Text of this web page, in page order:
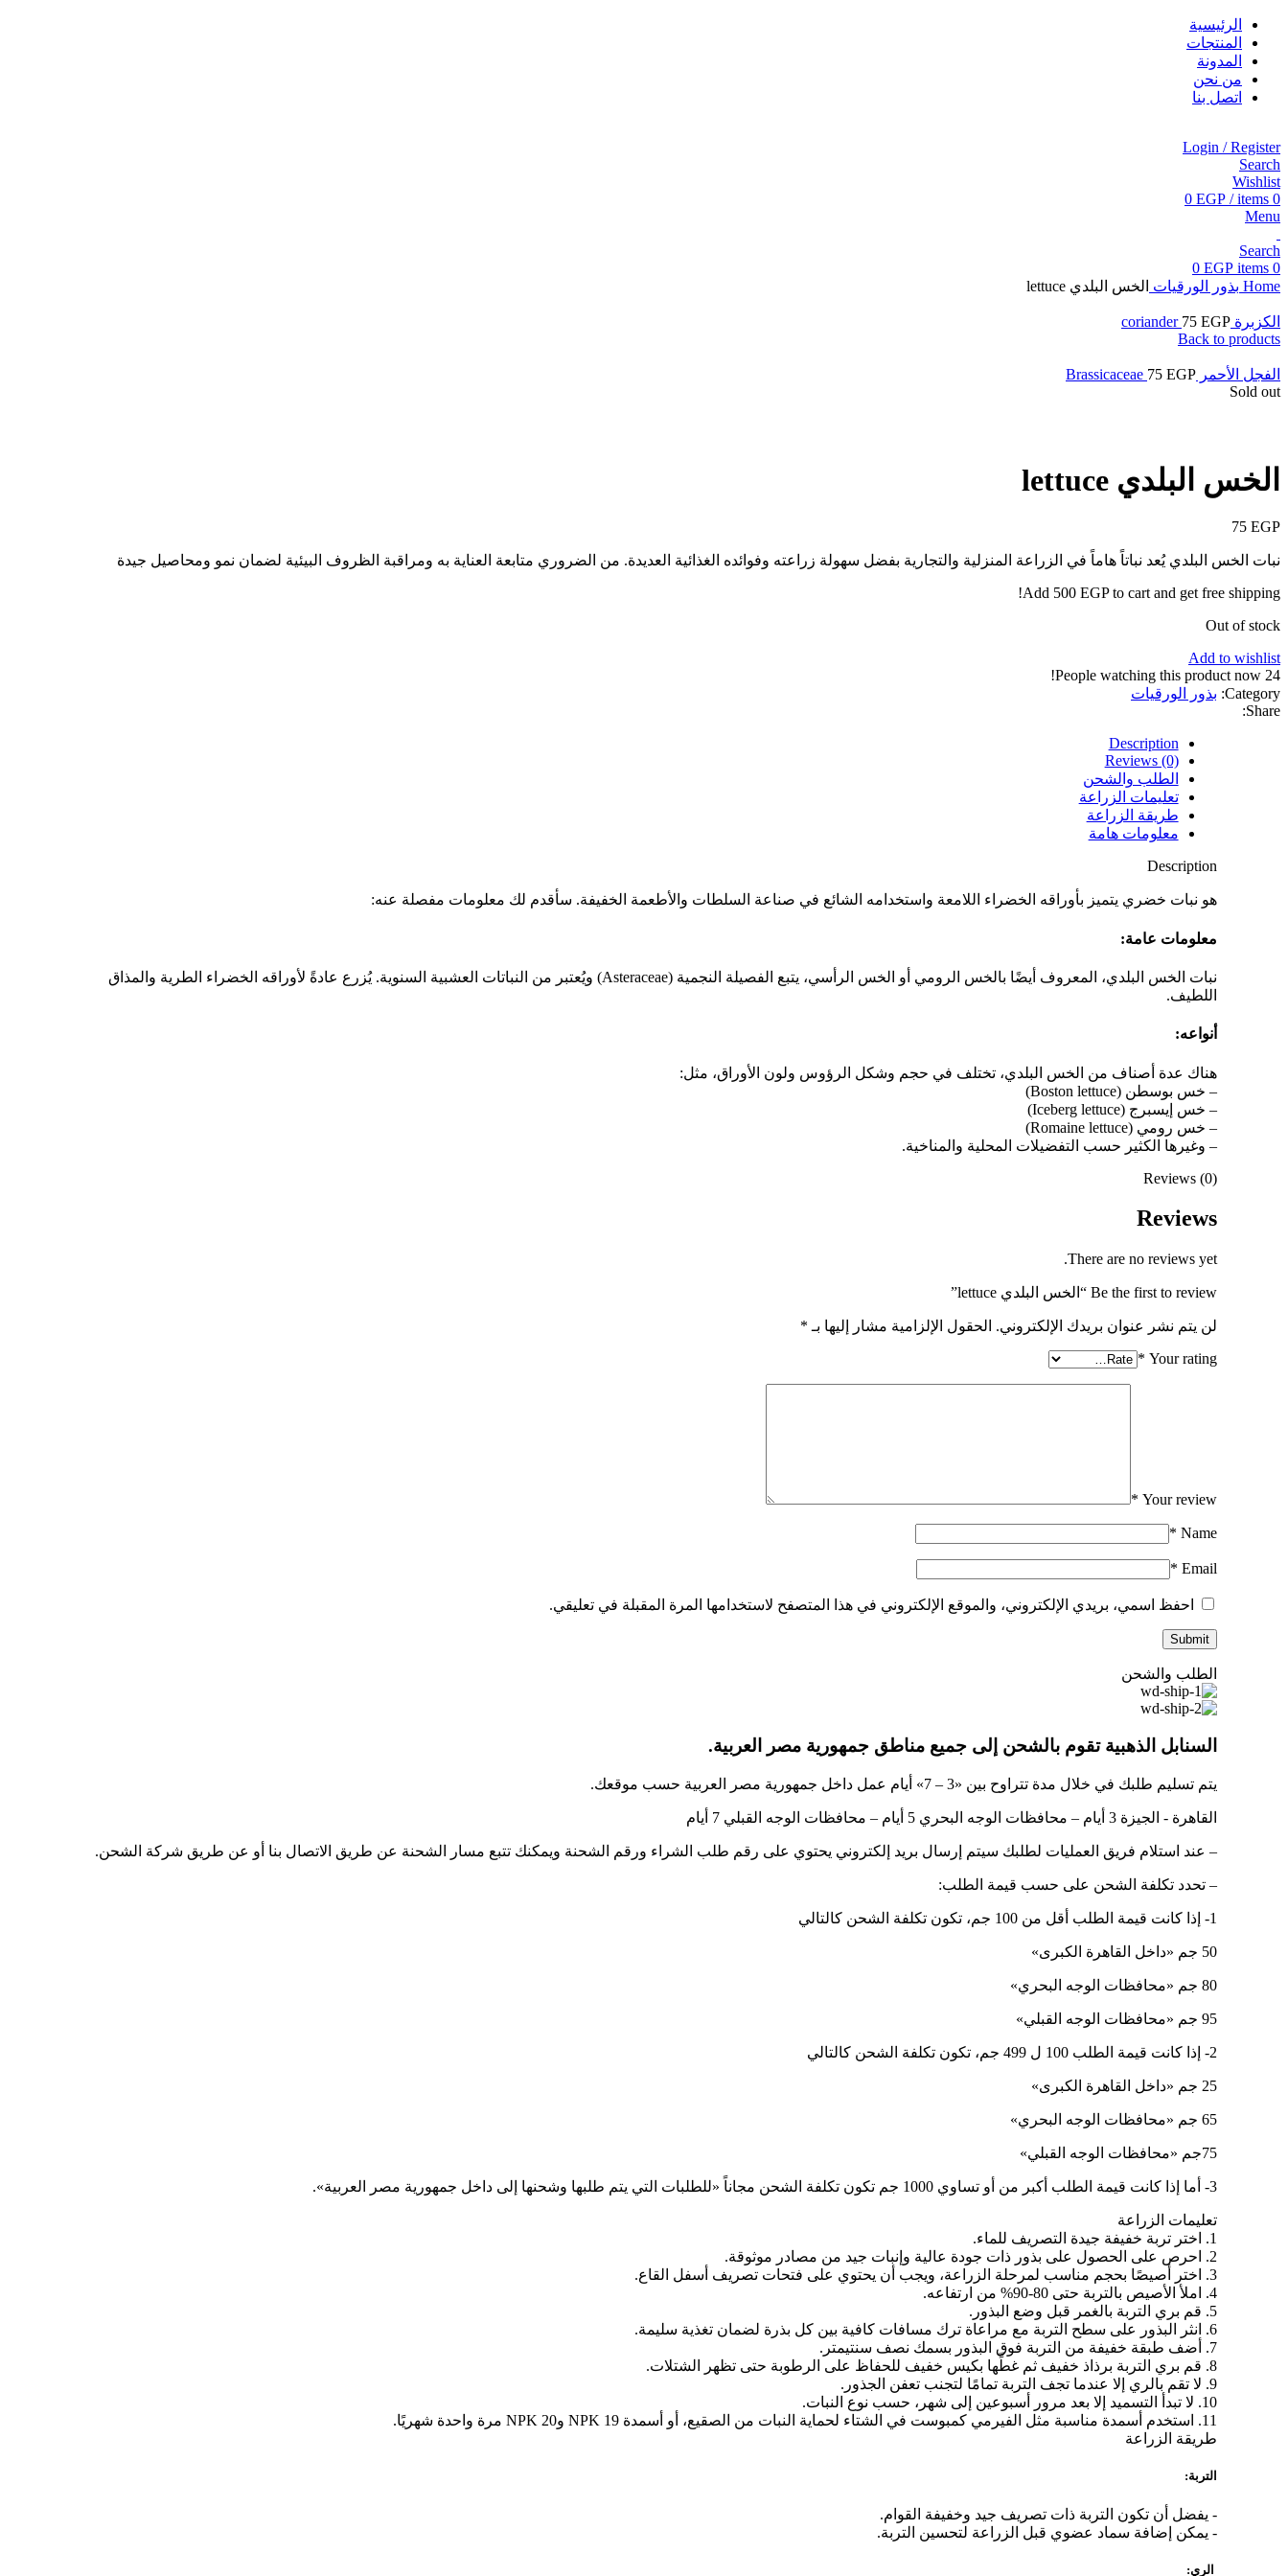
الرئيسية
المنتجات
المدونة
من نحن
اتصل بنا
Login / Register
Search
Wishlist
0
items
/
0 EGP
Menu
Search
0
items
0 EGP
Home بذور الورقيات الخس البلدي lettuce
الكزبرة coriander 75 EGP
Back to products
الفجل الأحمر Brassicaceae 75 EGP
Sold out
الخس البلدي lettuce
75 EGP
نبات الخس البلدي يُعد نباتاً هاماً في الزراعة المنزلية والتجارية بفضل سهولة زراعته وفوائده الغذائية العديدة. من الضروري متابعة العناية به ومراقبة الظروف البيئية لضمان نمو ومحاصيل جيدة
Add 500 EGPto cart and get free shipping!
Out of stock
Add to wishlist
24
People watching this product now!
Category: بذور الورقيات
Share:
Description
Reviews (0)
الطلب والشحن
تعليمات الزراعة
طريقة الزراعة
معلومات هامة
Description
هو نبات خضري يتميز بأوراقه الخضراء اللامعة واستخدامه الشائع في صناعة السلطات والأطعمة الخفيفة. سأقدم لك معلومات مفصلة عنه:
معلومات عامة:
نبات الخس البلدي، المعروف أيضًا بالخس الرومي أو الخس الرأسي، يتبع الفصيلة النجمية (Asteraceae) ويُعتبر من النباتات العشبية السنوية. يُزرع عادةً لأوراقه الخضراء الطرية والمذاق
اللطيف.
أنواعه:
هناك عدة أصناف من الخس البلدي، تختلف في حجم وشكل الرؤوس ولون الأوراق، مثل:
– خس بوسطن (Boston lettuce)
– خس إيسبرج (Iceberg lettuce)
– خس رومي (Romaine lettuce)
– وغيرها الكثير حسب التفضيلات المحلية والمناخية.
Reviews (0)
Reviews
There are no reviews yet.
Be the first to review “الخس البلدي lettuce”
لن يتم نشر عنوان بريدك الإلكتروني. الحقول الإلزامية مشار إليها بـ *
Your rating
*
Your review
*
Name
*
Email
*
احفظ اسمي، بريدي الإلكتروني، والموقع الإلكتروني في هذا المتصفح لاستخدامها المرة المقبلة في تعليقي.
الطلب والشحن
السنابل الذهبية تقوم بالشحن إلى جميع مناطق جمهورية مصر العربية.
يتم تسليم طلبك في خلال مدة تتراوح بين «3 – 7» أيام عمل داخل جمهورية مصر العربية حسب موقعك.
القاهرة - الجيزة 3 أيام – محافظات الوجه البحري 5 أيام – محافظات الوجه القبلي 7 أيام
– عند استلام فريق العمليات لطلبك سيتم إرسال بريد إلكتروني يحتوي على رقم طلب الشراء ورقم الشحنة ويمكنك تتبع مسار الشحنة عن طريق الاتصال بنا أو عن طريق شركة الشحن.
– تحدد تكلفة الشحن على حسب قيمة الطلب:
1- إذا كانت قيمة الطلب أقل من 100 جم، تكون تكلفة الشحن كالتالي
50 جم «داخل القاهرة الكبرى»
80 جم «محافظات الوجه البحري»
95 جم «محافظات الوجه القبلي»
2- إذا كانت قيمة الطلب 100 ل 499 جم، تكون تكلفة الشحن كالتالي
25 جم «داخل القاهرة الكبرى»
65 جم «محافظات الوجه البحري»
75جم «محافظات الوجه القبلي»
3- أما إذا كانت قيمة الطلب أكبر من أو تساوي 1000 جم تكون تكلفة الشحن مجاناً «للطلبات التي يتم طلبها وشحنها إلى داخل جمهورية مصر العربية».
تعليمات الزراعة
1. اختر تربة خفيفة جيدة التصريف للماء.
2. احرص على الحصول على بذور ذات جودة عالية وإنبات جيد من مصادر موثوقة.
3. اختر أصيصًا بحجم مناسب لمرحلة الزراعة، ويجب أن يحتوي على فتحات تصريف أسفل القاع.
4. املأ الأصيص بالتربة حتى 80-90% من ارتفاعه.
5. قم بري التربة بالغمر قبل وضع البذور.
6. انثر البذور على سطح التربة مع مراعاة ترك مسافات كافية بين كل بذرة لضمان تغذية سليمة.
7. أضف طبقة خفيفة من التربة فوق البذور بسمك نصف سنتيمتر.
8. قم بري التربة برذاذ خفيف ثم غطِّها بكيس خفيف للحفاظ على الرطوبة حتى تظهر الشتلات.
9. لا تقم بالري إلا عندما تجف التربة تمامًا لتجنب تعفن الجذور.
10. لا تبدأ التسميد إلا بعد مرور أسبوعين إلى شهر، حسب نوع النبات.
11. استخدم أسمدة مناسبة مثل الفيرمي كمبوست في الشتاء لحماية النبات من الصقيع، أو أسمدة NPK 19 وNPK 20 مرة واحدة شهريًا.
طريقة الزراعة
التربة:
- يفضل أن تكون التربة ذات تصريف جيد وخفيفة القوام.
- يمكن إضافة سماد عضوي قبل الزراعة لتحسين التربة.
الري: